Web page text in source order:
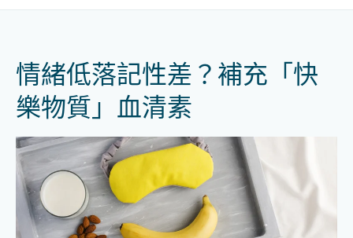
情緒低落記性差？補充「快
樂物質」血清素